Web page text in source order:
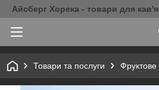
Айсберг Хорека - товари для
Товари та послуги